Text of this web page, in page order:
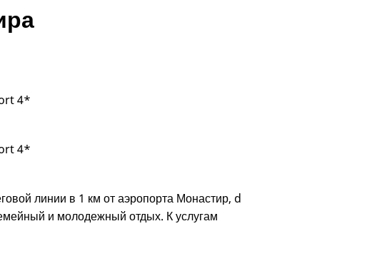
линии в 1 км от аэропорта Монастир, d
и молодежный отдых. К услугам